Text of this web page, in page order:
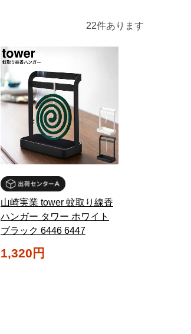
22件あります
山崎実業 tower 蚊取り線香
ハンガー タワー ホワイト
ブラック 6446 6447
1,320円